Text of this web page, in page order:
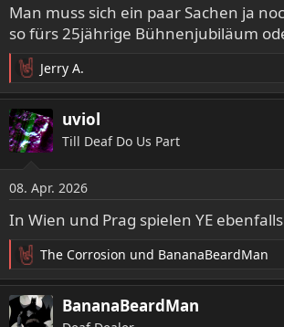
Man muss sich ein paar Sachen ja
so fürs 25jährige Bühnenjubiläum
R
e
a
k
t
n
e
n
Jerry A.
uviol
Till Deaf Do Us Part
08. Apr. 2026
In Wien und Prag spielen YE
R
e
a
k
The Corrosion und BananaBeardMan
BananaBeardMan